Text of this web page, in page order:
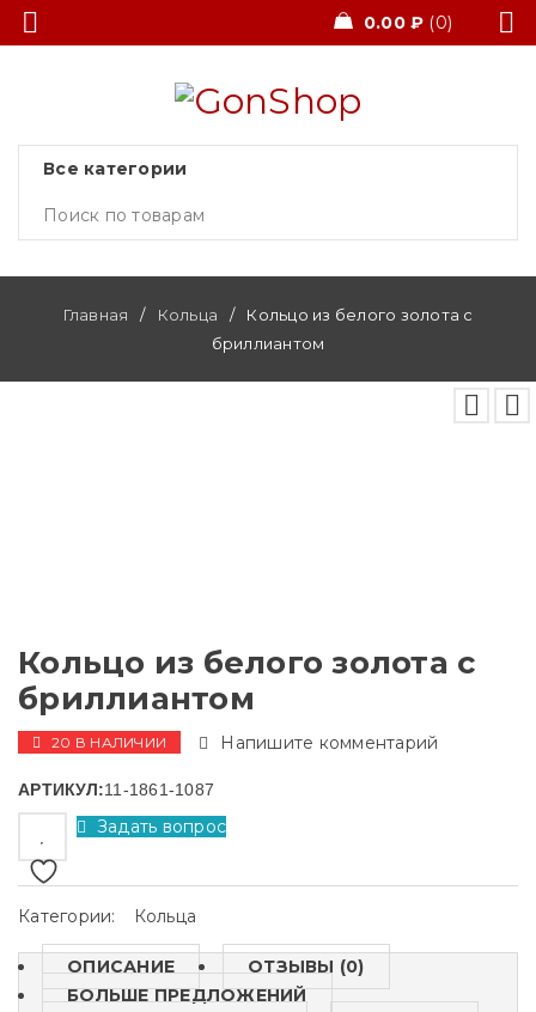
0.00 ₽ 0
Главная / Кольца /
Кольцо из белого золота с
бриллиантом
Кольцо из белого золота с
бриллиантом
20 В НАЛИЧИИ Напишите комментарий
АРТИКУЛ:11-1861-1087
Задать вопрос
Категории: Кольца
ОПИСАНИЕ
ОТЗЫВЫ (0)
БОЛЬШЕ ПРЕДЛОЖЕНИЙ